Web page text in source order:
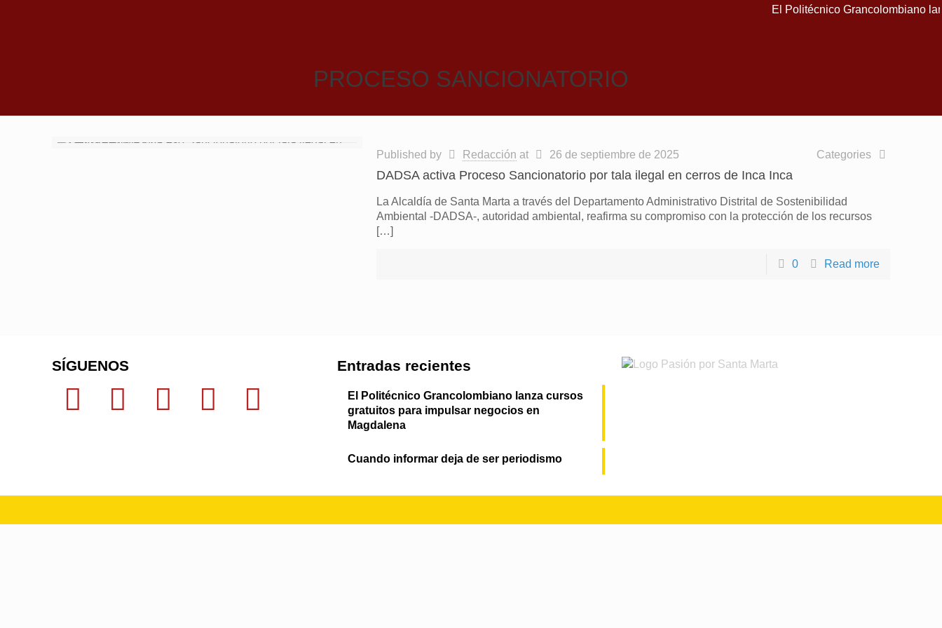
El Politécnico Grancolombiano
PROCESO SANCIONATORIO
Published by Redacción at 26 de septiembre de 2025 Categories
DADSA activa Proceso Sancionatorio por tala ilegal en cerros de Inca Inca
La Alcaldía de Santa Marta a través del Departamento Administrativo Distrital de Sostenibilidad
Ambiental -DADSA-, autoridad ambiental, reafirma su compromiso con la protección de los recursos
[…]
0 Read more
SÍGUENOS Entradas recientes
El Politécnico Grancolombiano lanza cursos
gratuitos para impulsar negocios en
Magdalena
Cuando informar deja de ser periodismo